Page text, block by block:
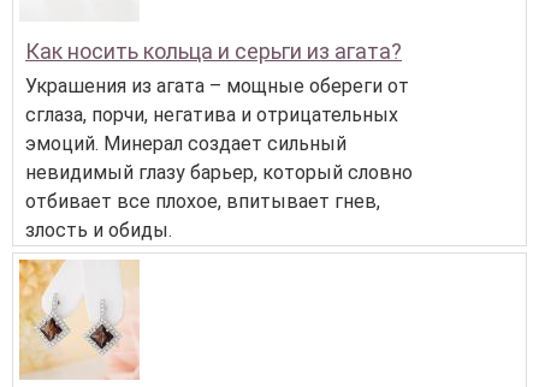
Как носить кольца и серьги из агата?
Украшения из агата – мощные обереги от
сглаза, порчи, негатива и отрицательных
эмоций. Минерал создает сильный
невидимый глазу барьер, который словно
отбивает все плохое, впитывает гнев,
злость и обиды.